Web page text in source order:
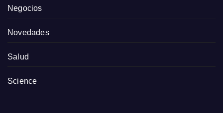
Negocios
Novedades
Salud
Science